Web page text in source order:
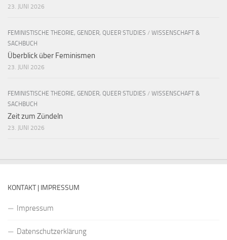
23. JUNI 2026
FEMINISTISCHE THEORIE, GENDER, QUEER STUDIES / WISSENSCHAFT &
SACHBUCH
Überblick über Feminismen
23. JUNI 2026
FEMINISTISCHE THEORIE, GENDER, QUEER STUDIES / WISSENSCHAFT &
SACHBUCH
Zeit zum Zündeln
23. JUNI 2026
KONTAKT | IMPRESSUM
Impressum
Datenschutzerklärung